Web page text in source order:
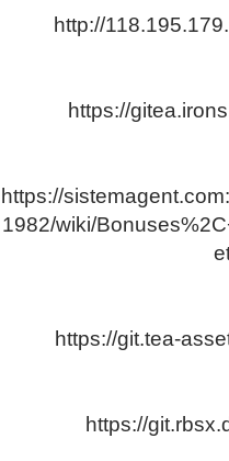
http://
https://
https://
1982/wiki/
https://git.tea-
https://